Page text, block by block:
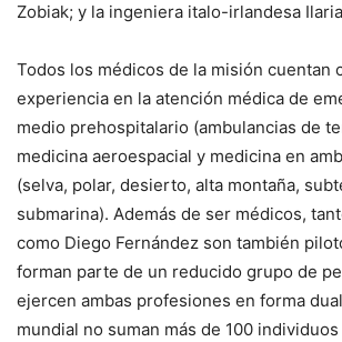
Zobiak; y la ingeniera italo-irlandesa
Todos los médicos de la misión cuentan
experiencia en la atención médica de
medio prehospitalario (ambulancias de
medicina aeroespacial y medicina en
(selva, polar, desierto, alta montaña,
submarina). Además de ser médicos,
como Diego Fernández son también
forman parte de un reducido grupo de
ejercen ambas profesiones en forma
mundial no suman más de 100